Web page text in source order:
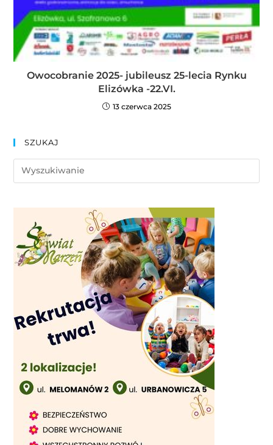
Owocobranie 2025- jubileusz 25-lecia Rynku
Elizówka -22.VI.
13 czerwca 2025
SZUKAJ